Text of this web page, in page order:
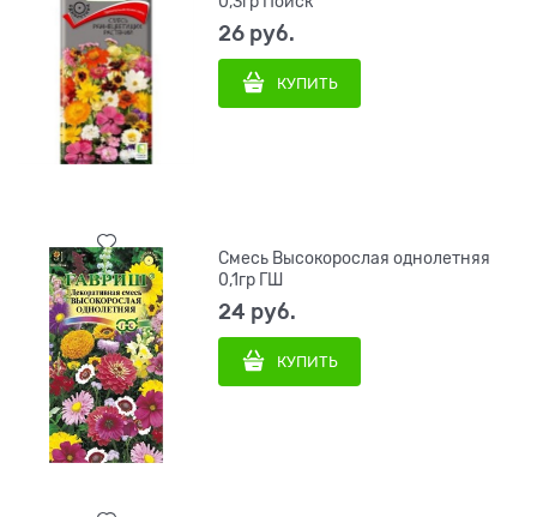
26 руб.
КУПИТЬ
Смесь Высокорослая однолетняя
0,1гр ГШ
24 руб.
КУПИТЬ